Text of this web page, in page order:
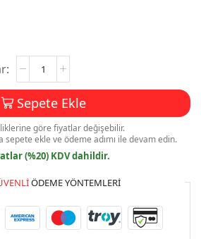
Eczane
Magnet
Baskı
(Eczane
Şişe
Magnet)
M014
Sepete Ekle
göre fiyatlar değişebilir.
ekle ve ödeme adımı ile devam edin.
(%20) KDV dahildir.
ÖDEME YÖNTEMLERI